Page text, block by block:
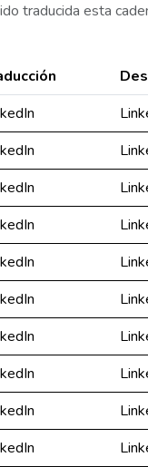
traducida esta